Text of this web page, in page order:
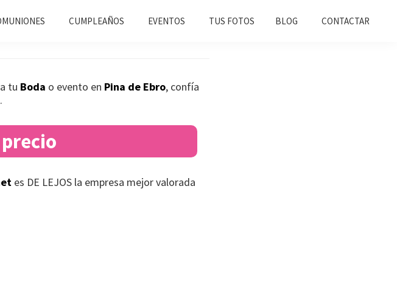
CUMPLEAÑOS EVENTOS TUS FOTOS BLOG CONTACTAR
tu Boda o evento en Pina de Ebro, confía
es DE LEJOS la empresa mejor valorada